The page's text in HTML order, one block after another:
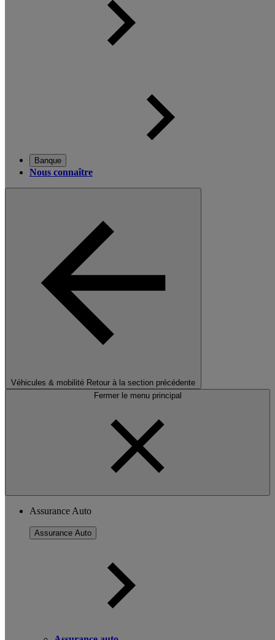
Banque
Nous connaître
Véhicules & mobilité Retour à la section précédente
Fermer le menu principal
Assurance Auto
Assurance Auto